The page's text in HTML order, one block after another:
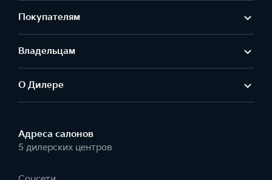
Покупателям
Владельцам
О Дилере
Адреса салонов
5 дилерских центров